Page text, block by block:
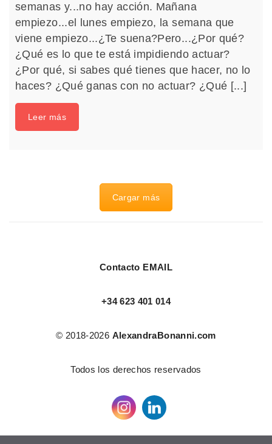
semanas y...no hay acción. Mañana
empiezo...el lunes empiezo, la semana que
viene empiezo...¿Te suena?Pero...¿Por qué?
¿Qué es lo que te está impidiendo actuar?
¿Por qué, si sabes qué tienes que hacer, no lo
haces? ¿Qué ganas con no actuar? ¿Qué [...]
Leer más
Cargar más
Contacto EMAIL
+34 623 401 014
© 2018-2026 AlexandraBonanni.com
Todos los derechos reservados